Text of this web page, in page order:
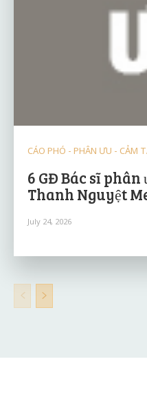
CÁO PHÓ - PHÂN ƯU - CẢM
6 GĐ Bác sĩ phân
Thanh Nguyệt
July 24, 2026